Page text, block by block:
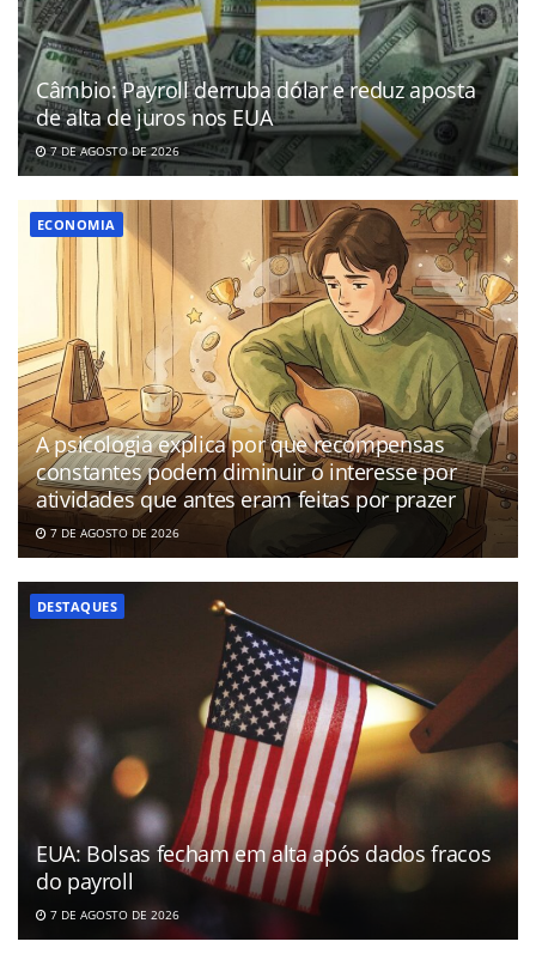
Câmbio: Payroll derruba dólar e reduz aposta
de alta de juros nos EUA
7 DE AGOSTO DE 2026
ECONOMIA
A psicologia explica por que recompensas
constantes podem diminuir o interesse por
atividades que antes eram feitas por prazer
7 DE AGOSTO DE 2026
DESTAQUES
EUA: Bolsas fecham em alta após dados fracos
do payroll
7 DE AGOSTO DE 2026